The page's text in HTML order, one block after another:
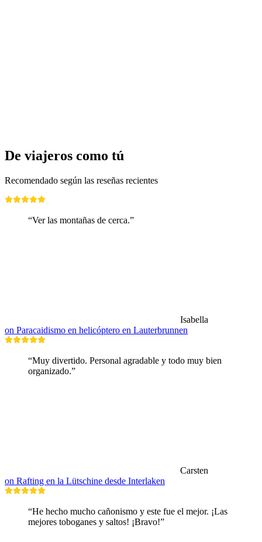
De viajeros como tú
Recomendado según las reseñas recientes
“Ver las montañas de cerca.”
Isabella
on Paracaidismo en helicóptero en Lauterbrunnen
“Muy divertido. Personal agradable y todo muy bien
organizado.”
Carsten
on Rafting en la Lütschine desde Interlaken
“He hecho mucho cañonismo y este fue el mejor. ¡Las
mejores toboganes y saltos! ¡Bravo!”